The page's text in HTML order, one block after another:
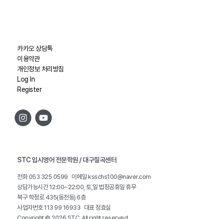
카카오 상담톡
이용약관
개인정보 처리방침
Log In
Register
STC 입시영어 전문학원 / 대구칠곡센터
전화 053 325 0599 이메일 ksschs100@naver.com
상담가능시간 12:00~22:00, 토,일 법정공휴일 휴무
북구 학정로 435(동천동) 6층
사업자번호 113 99 16933 대표 정효실